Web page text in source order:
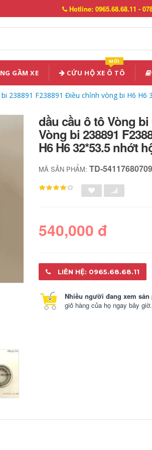
Hotline: 0965.68.68.11 -
GẦM XE CỨU HỘ XE Ô TÔ
MỚI
238891 F238891 Điều chỉnh vòng bi H6
nhớt hộp số xe
bi 66/28YA-
mang
28EX6N Thích
với công cụ
tải mới của
Saw-Off
dầu hộp số ô
dầu cầu ô tô Vòng bi
Vòng bi 238891
H6 H6 32*53.5 nhớt
MÃ SẢN PHẨM:TD-
540,000 đ
LIÊN HỆ: 0965.68.68.11
Nhiều người đang xem sản
giỏ hàng của họ ngay bây giờ.